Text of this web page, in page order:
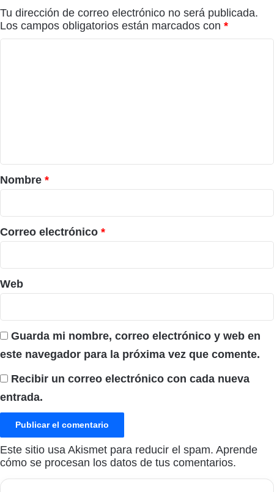
Tu dirección de correo electrónico no será publicada.
Los campos obligatorios están marcados con *
r
i
o
*
Nombre *
Correo electrónico *
Web
Guarda mi nombre, correo electrónico y web en
este navegador para la próxima vez que comente.
Recibir un correo electrónico con cada nueva
entrada.
Este sitio usa Akismet para reducir el spam. Aprende
cómo se procesan los datos de tus comentarios.